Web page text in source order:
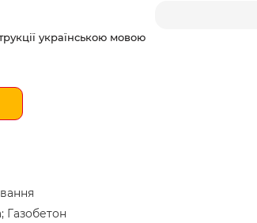
українською мовою
Газобетон